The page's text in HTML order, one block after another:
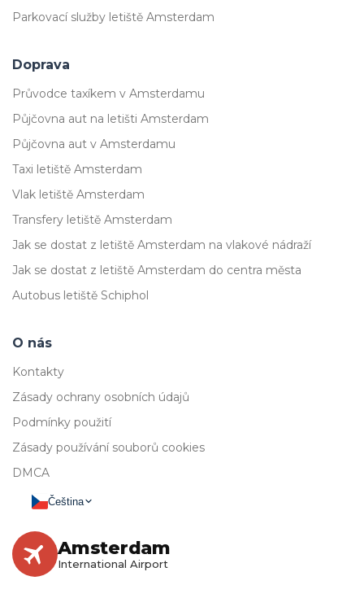
Parkovací služby letiště Amsterdam
Doprava
Průvodce taxíkem v Amsterdamu
Půjčovna aut na letišti Amsterdam
Půjčovna aut v Amsterdamu
Taxi letiště Amsterdam
Vlak letiště Amsterdam
Transfery letiště Amsterdam
Jak se dostat z letiště Amsterdam na vlakové nádraží
Jak se dostat z letiště Amsterdam do centra města
Autobus letiště Schiphol
O nás
Kontakty
Zásady ochrany osobních údajů
Podmínky použití
Zásady používání souborů cookies
DMCA
Čeština
Amsterdam
International Airport